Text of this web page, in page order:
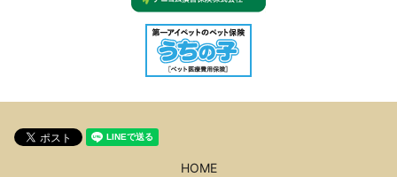
HOME